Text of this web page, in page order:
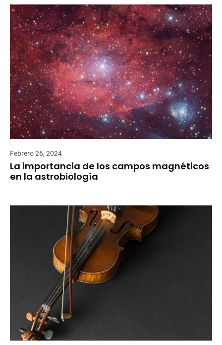
Febrero 26, 2024
La importancia de los campos magnéticos
en la astrobiología